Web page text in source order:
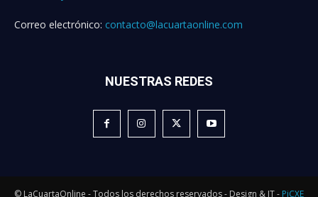
Correo electrónico: contacto@lacuartaonline.com
NUESTRAS REDES
© LaCuartaOnline - Todos los derechos reservados - Design & IT - PiCXE